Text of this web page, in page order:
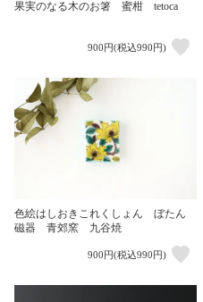
果実のなる木のお箸 蜜柑 tetoca
900円(税込990円)
色絵はしおきこれくしょん ぼたん
磁器 青郊窯 九谷焼
900円(税込990円)